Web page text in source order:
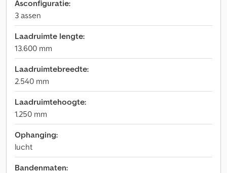
Asconfiguratie:
3 assen
Laadruimte lengte:
13.600 mm
Laadruimtebreedte:
2.540 mm
Laadruimtehoogte:
1.250 mm
Ophanging:
lucht
Bandenmaten: